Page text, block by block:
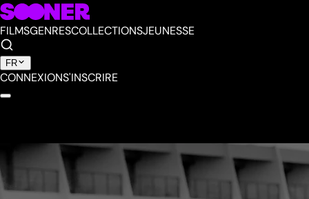
FILMSGENRESCOLLECTIONSJEUNESSE
FR
CONNEXIONS'INSCRIRE